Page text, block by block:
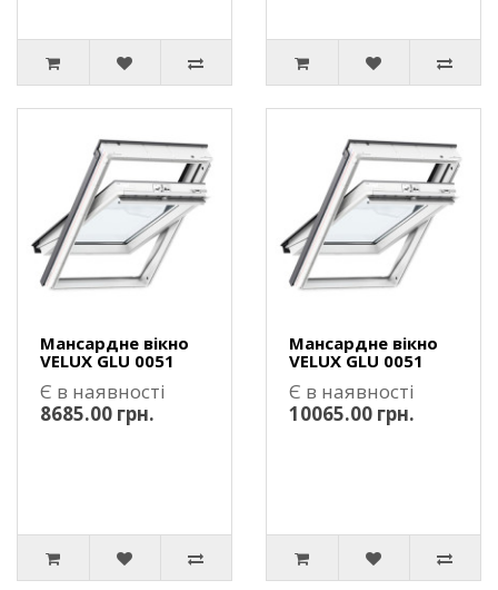
Мансардне вікно
VELUX GLU 0051
Є в наявності
8685.00 грн.
Мансардне вікно
VELUX GLU 0051
Є в наявності
10065.00 грн.